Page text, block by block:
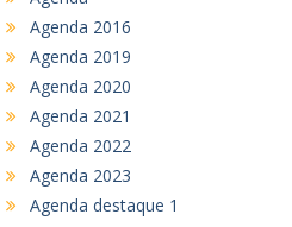
Agenda 2016
Agenda 2019
Agenda 2020
Agenda 2021
Agenda 2022
Agenda 2023
Agenda destaque 1